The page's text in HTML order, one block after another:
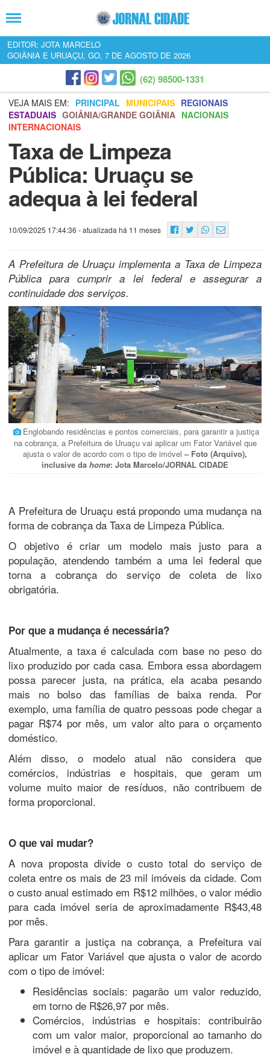
EDITOR: JOTA MARCELO
GOIÂNIA E URUAÇU, GO, 7 DE AGOSTO DE 2026
(62) 98500-1331
VEJA MAIS EM: PRINCIPAL MUNICIPAIS REGIONAIS
ESTADUAIS GOIÂNIA/GRANDE GOIÂNIA NACIONAIS
INTERNACIONAIS
Taxa de Limpeza
Pública: Uruaçu se
adequa à lei federal
10/09/2025 17:44:36 - atualizada há 11 meses
A Prefeitura de Uruaçu implementa a Taxa de Limpeza
Pública para cumprir a lei federal e assegurar a
continuidade dos serviços.
Englobando residências e pontos comerciais, para garantir a justiça
na cobrança, a Prefeitura de Uruaçu vai aplicar um Fator Variável que
ajusta o valor de acordo com o tipo de imóvel – Foto (Arquivo),
inclusive da home: Jota Marcelo/JORNAL CIDADE
A Prefeitura de Uruaçu está propondo uma mudança na
forma de cobrança da Taxa de Limpeza Pública.
O objetivo é criar um modelo mais justo para a
população, atendendo também a uma lei federal que
torna a cobrança do serviço de coleta de lixo
obrigatória.
Por que a mudança é necessária?
Atualmente, a taxa é calculada com base no peso do
lixo produzido por cada casa. Embora essa abordagem
possa parecer justa, na prática, ela acaba pesando
mais no bolso das famílias de baixa renda. Por
exemplo, uma família de quatro pessoas pode chegar a
pagar R$74 por mês, um valor alto para o orçamento
doméstico.
Além disso, o modelo atual não considera que
comércios, indústrias e hospitais, que geram um
volume muito maior de resíduos, não contribuem de
forma proporcional.
O que vai mudar?
A nova proposta divide o custo total do serviço de
coleta entre os mais de 23 mil imóveis da cidade. Com
o custo anual estimado em R$12 milhões, o valor médio
para cada imóvel seria de aproximadamente R$43,48
por mês.
Para garantir a justiça na cobrança, a Prefeitura vai
aplicar um Fator Variável que ajusta o valor de acordo
com o tipo de imóvel:
Residências sociais: pagarão um valor reduzido,
em torno de R$26,97 por mês.
Comércios, indústrias e hospitais: contribuirão
com um valor maior, proporcional ao tamanho do
imóvel e à quantidade de lixo que produzem.